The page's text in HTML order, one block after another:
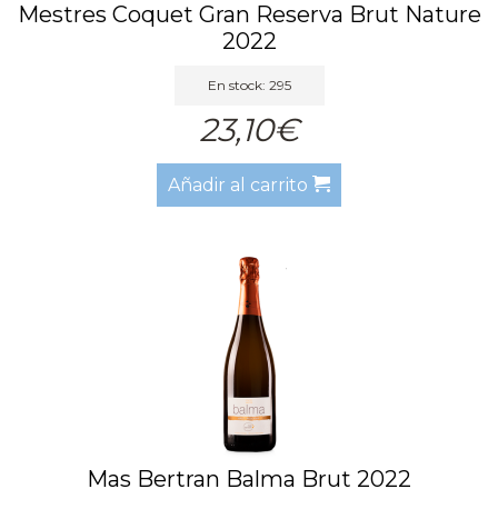
Mestres Coquet Gran Reserva Brut Nature
2022
En stock: 295
23,10€
Añadir al carrito
Mas Bertran Balma Brut 2022